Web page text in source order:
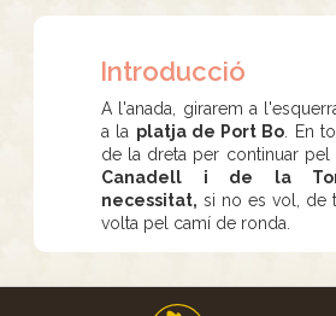
Introducció
A l'anada, girarem a
a la platja de Port Bo . En
de la dreta per continuar pel
Canadell i de la
necessitat, si no es vol, de
volta pel camí de ronda.